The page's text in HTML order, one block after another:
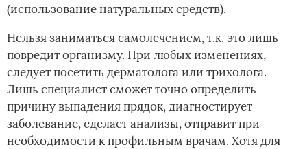
(использование натуральных средств).
Нельзя заниматься самолечением, т.к. это лишь
повредит организму. При любых изменениях,
следует посетить дерматолога или трихолога.
Лишь специалист сможет точно определить
причину выпадения прядок, диагностирует
заболевание, сделает анализы, отправит при
необходимости к профильным врачам. Хотя для